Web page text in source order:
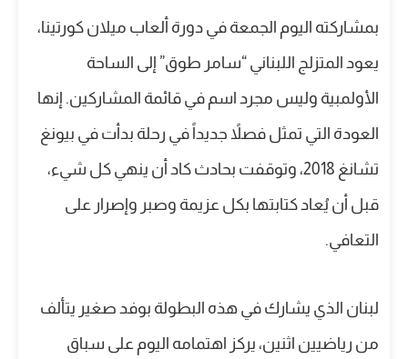
بمشاركته اليوم الجمعة في دورة ألعاب ميلان كورتينا،
يعود المتزلج اللبناني “سامر طوق” إلى الساحة
الأولمبية وليس مجرد اسم في قائمة المشاركين. إنها
العودة التي تمثل فصلاً جديداً في رحلة بدأت في بيونغ
تشانغ 2018، وتوقفت بحادث كاد أن ينهي كل شيء،
قبل أن يُعاد كتابتها بكل عزيمة وصبر وإصرار على
التعافي.
لبنان الذي يشارك في هذه البطولة بوفد صغير يتألف
من رياضيين اثنين، يركز اهتمامه اليوم على سباق